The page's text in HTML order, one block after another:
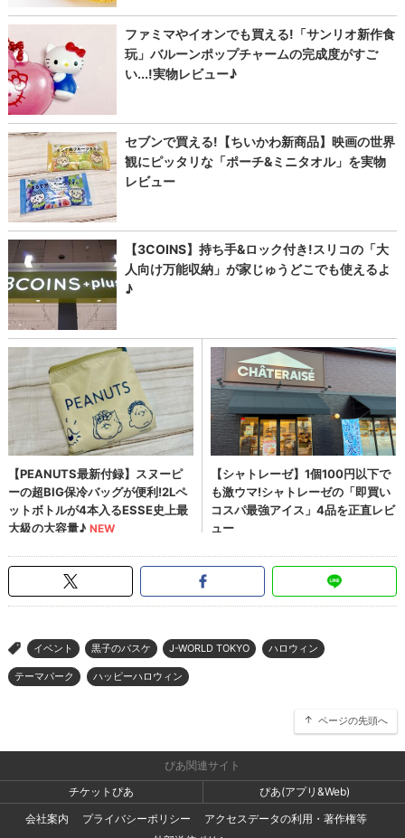
> イベント 黒子のバスケ J-WORLD TOKYO ハロウィン
テーマパーク ハッピーハロウィン
ページの先頭へ
ぴあ関連サイト
チケットぴあ
ぴあ(アプリ&Web)
会社案内
プライバシーポリシー
アクセスデータの利用・著作権等